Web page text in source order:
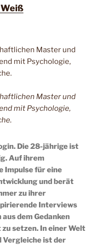
Master und
mit Psychologie,
Die 28-jährige ist
Auf ihrem
Impulse für eine
und berät
zu ihrer
Interviews
dem Gedanken
setzen. In einer Welt
Vergleiche ist der